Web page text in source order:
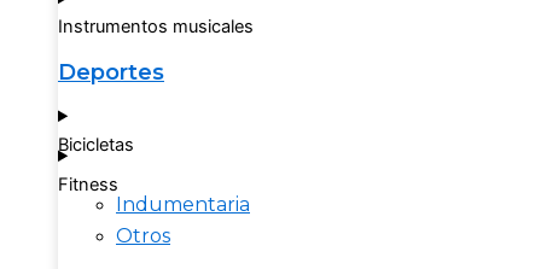
Instrumentos musicales
Deportes
Bicicletas
Fitness
Indumentaria
Otros